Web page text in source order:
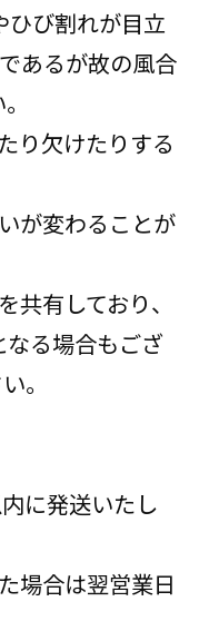
ひび割れが目立
あるが故の風合
り欠けたりする
が変わることが
共有しており、
る場合もござ
。
に発送いたし
場合は翌営業日